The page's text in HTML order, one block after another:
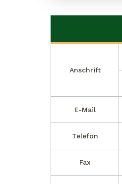
Anschrift
E-Mail
Telefon
Fax